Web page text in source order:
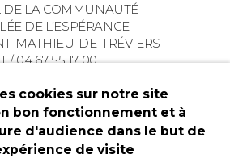
DE LA COMMUNAUTÉ
DE L’ESPÉRANCE
MATHIEU-DE-TRÉVIERS
T / 04 67 55 17 00
cookies sur notre site
bon fonctionnement et à
d'audience dans le but de
de visite